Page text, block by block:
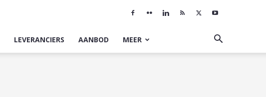
LEVERANCIERS AANBOD MEER